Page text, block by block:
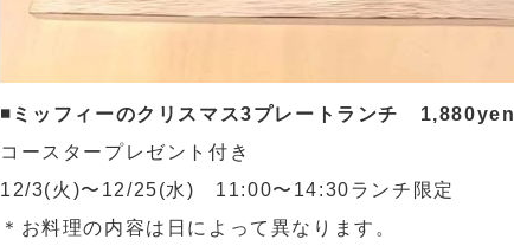
◾️ミッフィーのクリスマス3プレートランチ 1,880yen
コースタープレゼント付き
12/3(火)〜12/25(水) 11:00〜14:30ランチ限定
＊お料理の内容は日によって異なります。